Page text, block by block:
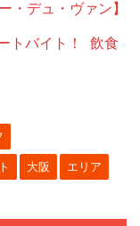
・デュ・ヴァン】
トバイト！
飲食
大阪 エリア